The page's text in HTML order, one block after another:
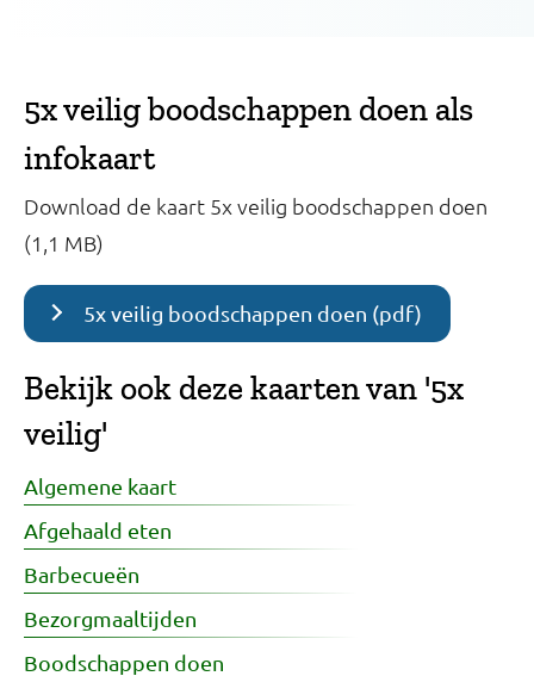
5x veilig boodschappen doen als
infokaart
Download de kaart 5x veilig boodschappen doen
(1,1 MB)
5x veilig boodschappen doen (pdf)
Bekijk ook deze kaarten van '5x
veilig'
Algemene kaart
Afgehaald eten
Barbecueën
Bezorgmaaltijden
Boodschappen doen